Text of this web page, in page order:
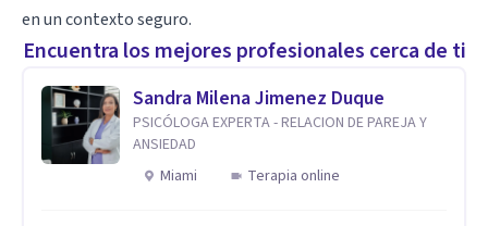
en un contexto seguro.
Encuentra los mejores profesionales cerca de ti
Sandra Milena Jimenez Duque
PSICÓLOGA EXPERTA - RELACION DE PAREJA Y
ANSIEDAD
Miami
Terapia online